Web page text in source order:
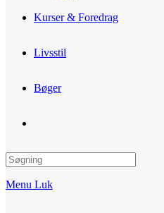
Kurser & Foredrag
Livsstil
Bøger
website
search
Menu Luk